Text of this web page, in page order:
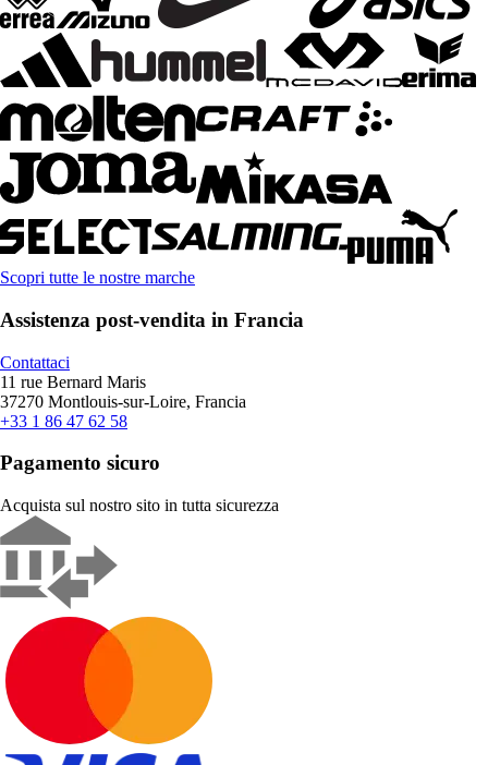
Scopri tutte le nostre marche
Assistenza post-vendita in Francia
Contattaci
11 rue Bernard Maris
37270 Montlouis-sur-Loire, Francia
+33 1 86 47 62 58
Pagamento sicuro
Acquista sul nostro sito in tutta sicurezza